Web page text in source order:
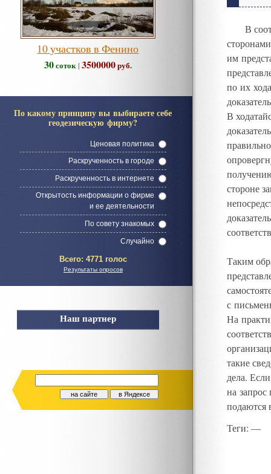
10 участков в Фенино
30соток| 3500000руб.
По какому принципу вы выбираете себе
геодезическую фирму?
Ценовая политика
Раскрученность в городе
Раскрученность в интернете
Открытость информации о фирме
и ее деятельности
По совету знакомых
Случайно
Всего: 4771 голос
Результаты опросов
Наш партнер
В
им
по их
В
стороне
Таким
с
На
такие
дела.
на
подаются
Теги: —